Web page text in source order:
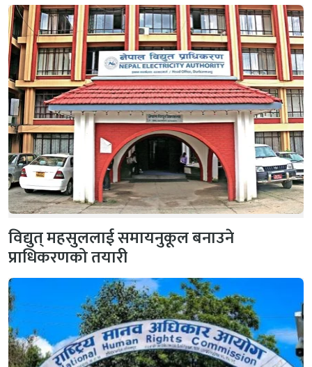
विद्युत् महसुललाई समायनुकूल बनाउने
प्राधिकरणको तयारी